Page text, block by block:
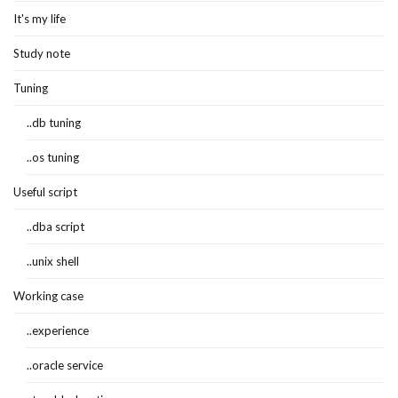
It's my life
Study note
Tuning
..db tuning
..os tuning
Useful script
..dba script
..unix shell
Working case
..experience
..oracle service